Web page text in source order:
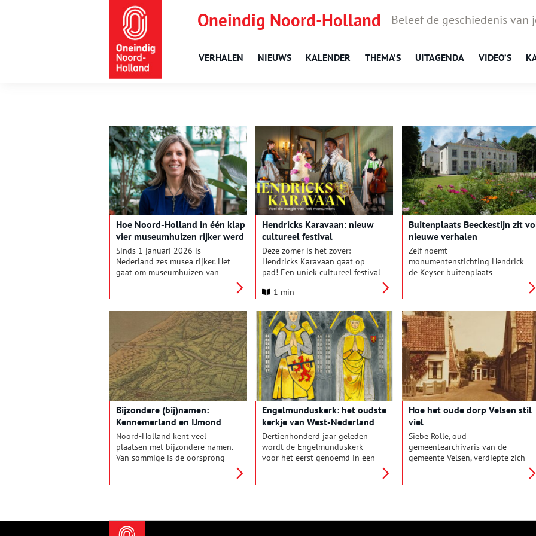
Oneindig Noord-Holland Beleef de geschiedenis van
VERHALEN NIEUWS KALENDER THEMA’S UITAGENDA VIDEO’S
Hoe Noord-Holland in één klap
vier museumhuizen rijker werd
Sinds 1 januari 2026 is
Nederland zes musea rijker. Het
gaat om museumhuizen van
panden in Nederland. Wieske
Wijngaards, één van de twee
directeuren, vertelt er graag
over.
Hendricks Karavaan: nieuw
cultureel festival
Deze zomer is het zover:
Hendricks Karavaan gaat op
pad! Een uniek cultureel festival
nergens anders vindt. Stap
stenen nieuw leven ademen en
laat je meenemen door de
eeuwenoude verhalen van de
monumenten van Hendrick de
Keyser.
1 min
Buitenplaats Beeckestijn zit
nieuwe verhalen
Zelf noemt
monumentenstichting Hendrick
de Keyser buitenplaats
de stijlkamers op te knappen en
mooi in te richten met
spulletjes die een goed beeld
geven van de mensen die over
een periode van 300 jaar op het
buiten hebben gewoond.
Bijzondere (bij)namen:
Kennemerland en IJmond
Noord-Holland kent veel
plaatsen met bijzondere namen.
Van sommige is de oorsprong
van onze provincie, om achter
de herkomst van de lokale
Engelmunduskerk: het oudste
kerkje van West-Nederland
Dertienhonderd jaar geleden
wordt de Engelmunduskerk
voor het eerst genoemd in een
herbouwd.
Hoe het oude dorp Velsen stil
viel
Siebe Rolle, oud
gemeentearchivaris van de
gemeente Velsen, verdiepte zich